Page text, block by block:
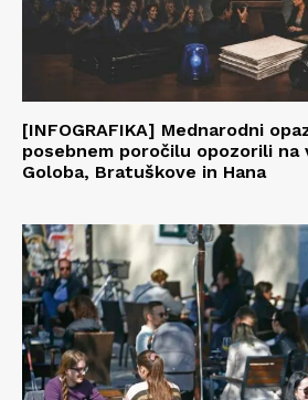
[INFOGRAFIKA] Mednarodni
posebnem poročilu opozorili
Goloba, Bratuškove in Hana